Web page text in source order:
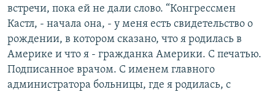
встречи, пока ей не дали слово. “Конгрессмен
Кастл, - начала она, - у меня есть свидетельство о
рождении, в котором сказано, что я родилась в
Америке и что я - гражданка Америки. С печатью.
Подписанное врачом. С именем главного
администратора больницы, где я родилась, с